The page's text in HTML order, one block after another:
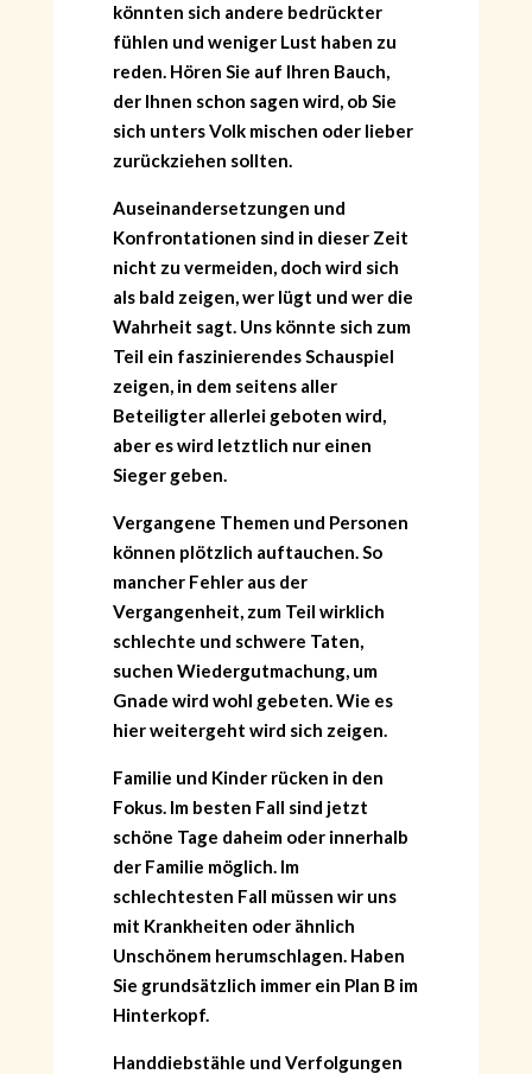
könnten sich andere bedrückter
fühlen und weniger Lust haben zu
reden. Hören Sie auf Ihren Bauch,
der Ihnen schon sagen wird, ob Sie
sich unters Volk mischen oder lieber
zurückziehen sollten.
Auseinandersetzungen und
Konfrontationen sind in dieser Zeit
nicht zu vermeiden, doch wird sich
als bald zeigen, wer lügt und wer die
Wahrheit sagt. Uns könnte sich zum
Teil ein faszinierendes Schauspiel
zeigen, in dem seitens aller
Beteiligter allerlei geboten wird,
aber es wird letztlich nur einen
Sieger geben.
Vergangene Themen und Personen
können plötzlich auftauchen. So
mancher Fehler aus der
Vergangenheit, zum Teil wirklich
schlechte und schwere Taten,
suchen Wiedergutmachung, um
Gnade wird wohl gebeten. Wie es
hier weitergeht wird sich zeigen.
Familie und Kinder rücken in den
Fokus. Im besten Fall sind jetzt
schöne Tage daheim oder innerhalb
der Familie möglich. Im
schlechtesten Fall müssen wir uns
mit Krankheiten oder ähnlich
Unschönem herumschlagen. Haben
Sie grundsätzlich immer ein Plan B im
Hinterkopf.
Handdiebstähle und Verfolgungen